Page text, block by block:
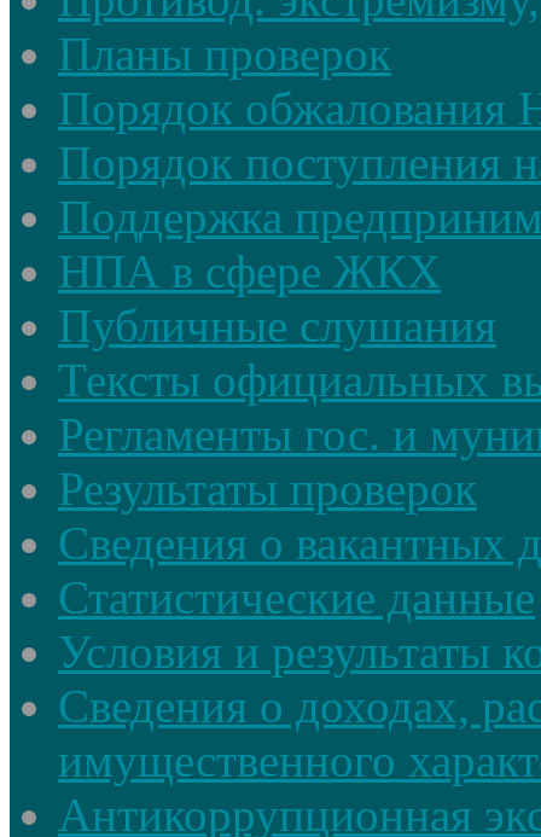
Планы проверок
Порядок
Порядок поступления
Поддержка
НПА в сфере ЖКХ
Публичные слушания
Тексты официальных
Регламенты гос. и
Результаты проверок
Сведения о вакантных
Статистические данные
Условия и результаты
Сведения о доходах,
имущественного
Антикоррупционная